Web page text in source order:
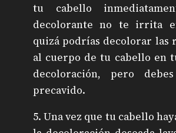
tu cabello
decolorante no te irrita
quizá podrías decolorar las
al cuerpo de tu cabello en
decoloración, pero
precavido.
5. Una vez que tu cabello